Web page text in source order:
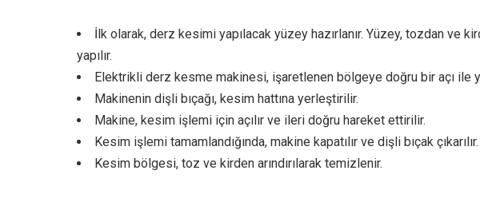
İlk olarak, derz kesimi yapılacak yüzey hazırlanır. Yüzey, tozdan ve
yapılır.
Elektrikli derz kesme makinesi, işaretlenen bölgeye doğru bir açı ile
Makinenin dişli bıçağı, kesim hattına yerleştirilir.
Makine, kesim işlemi için açılır ve ileri doğru hareket ettirilir.
Kesim işlemi tamamlandığında, makine kapatılır ve dişli bıçak çıkarılır.
Kesim bölgesi, toz ve kirden arındırılarak temizlenir.